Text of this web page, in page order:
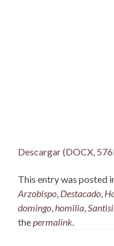
Descargar (DOCX,
This entry was posted
Arzobispo, Destacado,
domingo,homilia,
thepermalink.